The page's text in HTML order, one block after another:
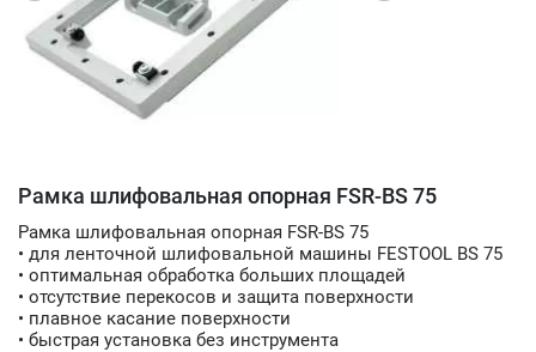
Рамка шлифовальная опорная FSR-BS 75
Рамка шлифовальная опорная FSR-BS 75
• для ленточной шлифовальной машины FESTOOL BS 75
• оптимальная обработка больших площадей
• отсутствие перекосов и защита поверхности
• плавное касание поверхности
• быстрая установка без инструмента